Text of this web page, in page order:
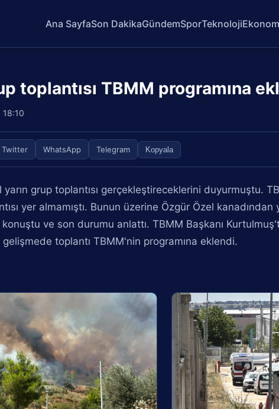
Ana SayfaSon DakikaGündemSporTeknoloji
toplantısı TBMM programına
18:10
Twitter WhatsApp Telegram Kopyala
yarın grup toplantısı gerçekleştireceklerini duyurmuştu.
yer almamıştı. Bunun üzerine Özgür Özel
ve son durumu anlattı. TBMM Başkanı
toplantı TBMM'nin programına eklendi.